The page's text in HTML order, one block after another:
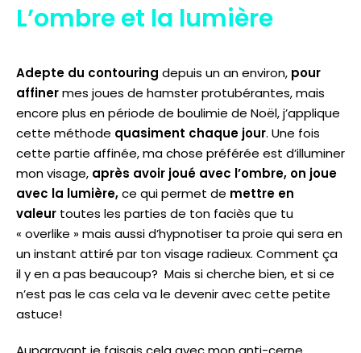
L’ombre et la lumière
Adepte du contouring depuis un an environ, pour
affinermes joues de hamster protubérantes, mais
encore plus en période de boulimie de Noël, j’applique
cette méthode quasiment chaque jour. Une fois
cette partie affinée, ma chose préférée est d’illuminer
mon visage, après avoir joué avec l’ombre, on joue
avec la lumière,ce qui permet de mettre en
valeur toutes les parties de ton faciès que tu
« overlike » mais aussi d’hypnotiser ta proie qui sera en
un instant attiré par ton visage radieux. Comment ça
il y en a pas beaucoup? Mais si cherche bien, et si ce
n’est pas le cas cela va le devenir avec cette petite
astuce!